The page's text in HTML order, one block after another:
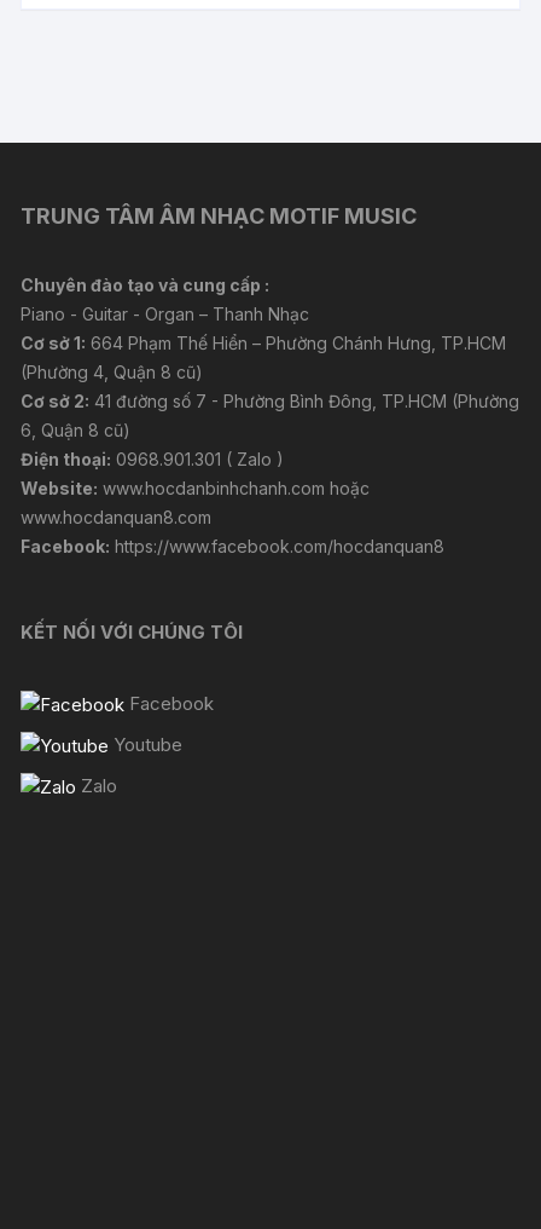
TRUNG TÂM ÂM NHẠC MOTIF MUSIC
Chuyên đào tạo và cung cấp :
Piano - Guitar - Organ – Thanh Nhạc
Cơ sở 1: 664 Phạm Thế Hiển – Phường Chánh Hưng, TP.HCM
(Phường 4, Quận 8 cũ)
Cơ sở 2: 41 đường số 7 - Phường Bình Đông, TP.HCM (Phường
6, Quận 8 cũ)
Điện thoại: 0968.901.301 ( Zalo )
Website: www.hocdanbinhchanh.com hoặc
www.hocdanquan8.com
Facebook: https://www.facebook.com/hocdanquan8
KẾT NỐI VỚI CHÚNG TÔI
Facebook
Youtube
Zalo